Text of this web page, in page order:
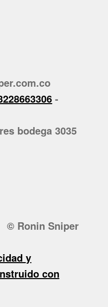
-
bodega 3035
© Ronin Sniper
y
con